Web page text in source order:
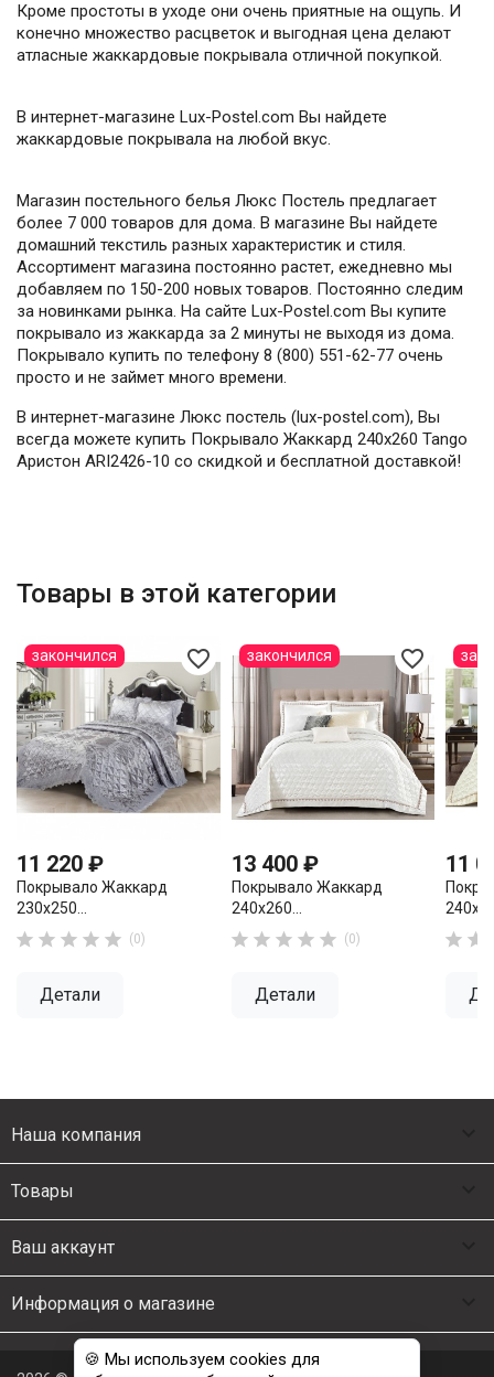
Кроме простоты в уходе они очень приятные на ощупь. И
конечно множество расцветок и выгодная цена делают
атласные жаккардовые покрывала отличной покупкой.
В интернет-магазине Lux-Postel.com Вы найдете
жаккардовые покрывала на любой вкус.
Магазин постельного белья Люкс Постель предлагает
более 7 000 товаров для дома. В магазине Вы найдете
домашний текстиль разных характеристик и стиля.
Ассортимент магазина постоянно растет, ежедневно мы
добавляем по 150-200 новых товаров. Постоянно следим
за новинками рынка. На сайте Lux-Postel.com Вы купите
покрывало из жаккарда за 2 минуты не выходя из дома.
Покрывало купить по телефону 8 (800) 551-62-77 очень
просто и не займет много времени.
В интернет-магазине Люкс постель (lux-postel.com), Вы
всегда можете купить Покрывало Жаккард 240х260 Tango
Аристон ARI2426-10 со скидкой и бесплатной доставкой!
Товары в этой категории
favorite_border
11 220 ₽
Покрывало Жаккард
230х250...
     (0)
Детали
закончился favorite_border
13 400 ₽
Покрывало Жаккард
240х260...
     (0)
Детали
закончился
11
 
Наша компания
Товары
Ваш аккаунт
Информация о магазине
🍪 Мы используем cookies для